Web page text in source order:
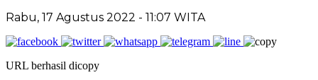
Rabu, 17 Agustus 2022 - 11:07 WITA
URL berhasil dicopy